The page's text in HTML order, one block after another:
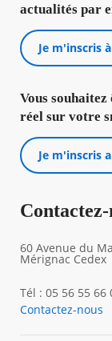
actualités par
Je m'inscris
Vous
réel sur votre
Je m'inscris
Contactez-
60 Avenue du
Mérignac Cedex
Tél : 05 56 55 66
Contactez-nous